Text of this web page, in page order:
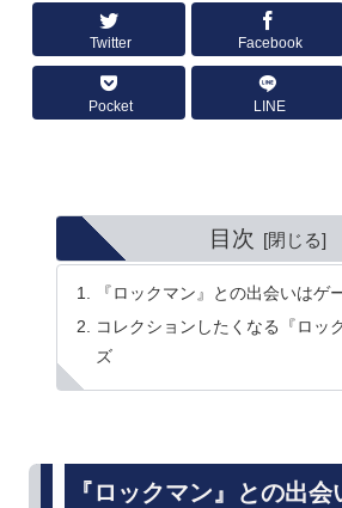
Twitter Facebook
Pocket LINE
目次
『ロックマン』との出会いはゲ
コレクションしたくなる『ロッ
ズ
『ロックマン』との出